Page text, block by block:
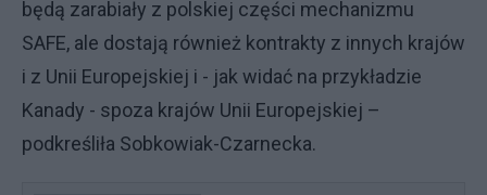
będą zarabiały z polskiej części mechanizmu
SAFE, ale dostają również kontrakty z innych krajów
i z Unii Europejskiej i - jak widać na przykładzie
Kanady - spoza krajów Unii Europejskiej –
podkreśliła Sobkowiak-Czarnecka.